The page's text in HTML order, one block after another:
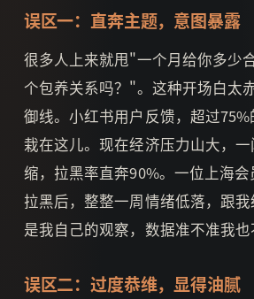
误区一：直奔主题，意图暴露
很多人上来就甩"一个月给你多少
个包养关系吗？"。这种开场白太
御线。小红书用户反馈，超过
栽在这儿。现在经济压力山大，
缩，拉黑率直奔90%。一位上海
拉黑后，整整一周情绪低落，跟
是我自己的观察，数据准不准我也
误区二：过度恭维，显得油腻